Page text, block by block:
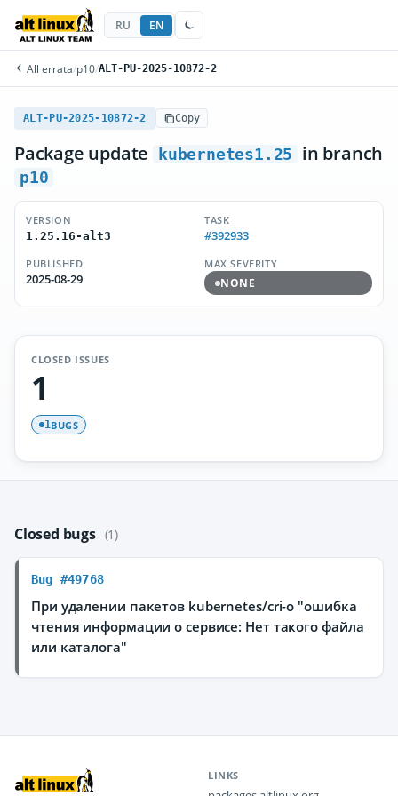
RU EN
All errata/p10/ALT-PU-2025-10872-2
ALT-PU-2025-10872-2 Copy
Package update kubernetes1.25 in branch
p10
VERSION
1.25.16-alt3
TASK
#392933
PUBLISHED
2025-08-29
MAX SEVERITY
NONE
CLOSED ISSUES
1
1BUGS
Closed bugs (1)
Bug #49768
При удалении пакетов kubernetes/cri-o "ошибка
чтения информации о сервисе: Нет такого файла
или каталога"
LINKS